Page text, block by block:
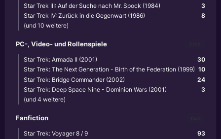
3
Star Trek III: Auf der Suche nach Mr. Spock (1984)
8
Star Trek IV: Zurück in die Gegenwart (1986)
(und 10 weitere)
PC-, Video- und Rollenspiele
30
Star Trek: Armada II (2001)
10
Star Trek: The Next Generation - Birth of the Federation (1999)
24
Star Trek: Bridge Commander (2002)
3
Star Trek: Deep Space Nine - Dominion Wars (2001)
(und 4 weitere)
Fanfiction
93
Star Trek: Voyager 8 / 9